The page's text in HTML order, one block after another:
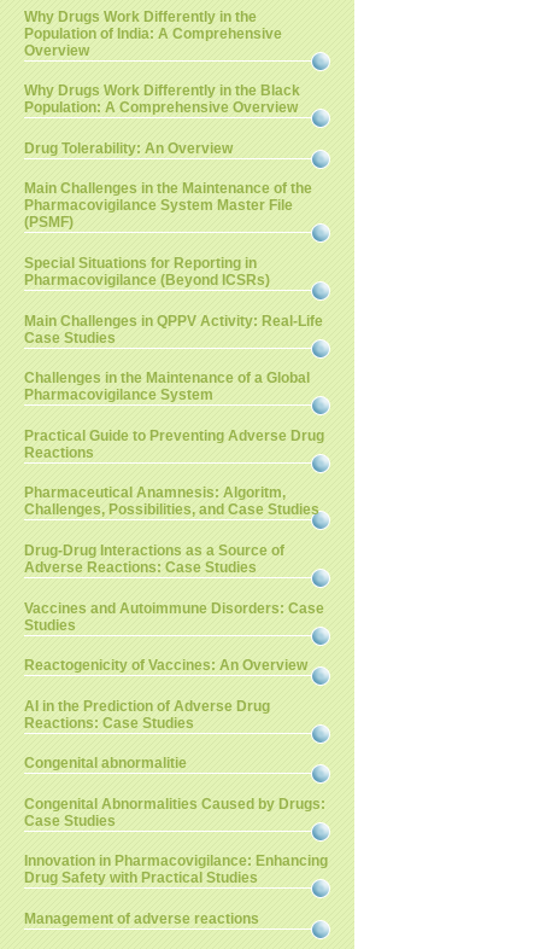
Why Drugs Work Differently in the
Population of India: A Comprehensive
Overview
Why Drugs Work Differently in the Black
Population: A Comprehensive Overview
Drug Tolerability: An Overview
Main Challenges in the Maintenance of the
Pharmacovigilance System Master File
(PSMF)
Special Situations for Reporting in
Pharmacovigilance (Beyond ICSRs)
Main Challenges in QPPV Activity: Real-Life
Case Studies
Challenges in the Maintenance of a Global
Pharmacovigilance System
Practical Guide to Preventing Adverse Drug
Reactions
Pharmaceutical Anamnesis: Algoritm,
Challenges, Possibilities, and Case Studies
Drug-Drug Interactions as a Source of
Adverse Reactions: Case Studies
Vaccines and Autoimmune Disorders: Case
Studies
Reactogenicity of Vaccines: An Overview
AI in the Prediction of Adverse Drug
Reactions: Case Studies
Congenital abnormalitie
Congenital Abnormalities Caused by Drugs:
Case Studies
Innovation in Pharmacovigilance: Enhancing
Drug Safety with Practical Studies
Management of adverse reactions